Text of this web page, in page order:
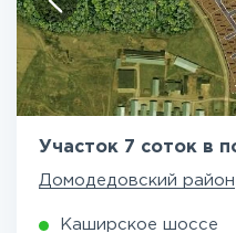
Участок 7 соток в
Домодедовский район
Каширское шоссе